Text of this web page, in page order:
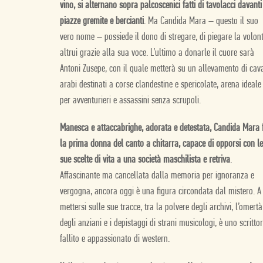
vino, si alternano sopra palcoscenici fatti di tavolacci
piazze gremite e bercianti. Ma Candida Mara – questo il suo
vero nome – possiede il dono di stregare, di piegare la
altrui grazie alla sua voce. L’ultimo a donarle il cuore sarà
Antoni Zusepe, con il quale metterà su un allevamento di
arabi destinati a corse clandestine e spericolate, arena ideale
per avventurieri e assassini senza scrupoli.
Manesca e attaccabrighe, adorata e detestata, Candida Mara
la prima donna del canto a chitarra, capace di opporsi con le
sue scelte di vita a una società maschilista e retriva.
Affascinante ma cancellata dalla memoria per ignoranza e
vergogna, ancora oggi è una figura circondata dal mistero. A
mettersi sulle sue tracce, tra la polvere degli archivi, l’omertà
degli anziani e i depistaggi di strani musicologi, è uno
fallito e appassionato di western.